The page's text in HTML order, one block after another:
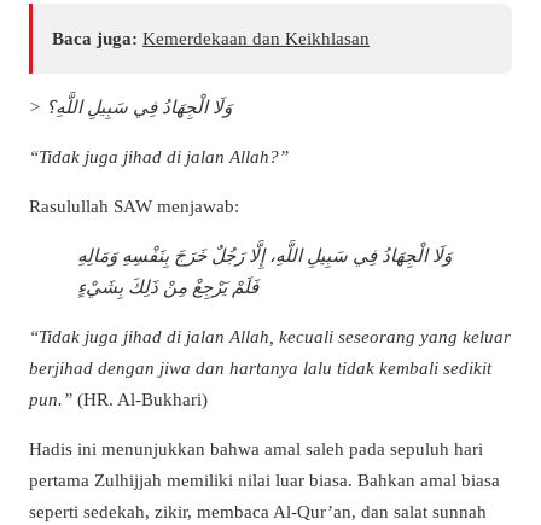
Baca juga: Kemerdekaan dan Keikhlasan
> وَلَا الْجِهَادُ فِي سَبِيلِ اللَّهِ؟
“Tidak juga jihad di jalan Allah?”
Rasulullah SAW menjawab:
وَلَا الْجِهَادُ فِي سَبِيلِ اللَّهِ، إِلَّا رَجُلٌ خَرَجَ بِنَفْسِهِ وَمَالِهِ
فَلَمْ يَرْجِعْ مِنْ ذَلِكَ بِشَيْءٍ
“Tidak juga jihad di jalan Allah, kecuali seseorang yang keluar
berjihad dengan jiwa dan hartanya lalu tidak kembali sedikit
pun.” (HR. Al-Bukhari)
Hadis ini menunjukkan bahwa amal saleh pada sepuluh hari
pertama Zulhijjah memiliki nilai luar biasa. Bahkan amal biasa
seperti sedekah, zikir, membaca Al-Qur’an, dan salat sunnah